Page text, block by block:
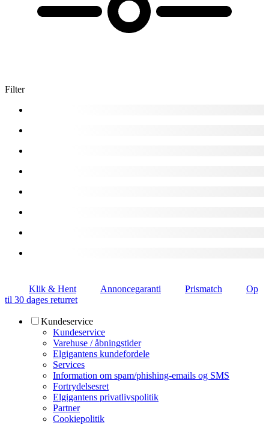
Filter
Klik & Hent Annoncegaranti Prismatch
Op
til 30 dages returret
Kundeservice
Kundeservice
Varehuse / åbningstider
Elgigantens kundefordele
Services
Information om spam/phishing-emails og SMS
Fortrydelsesret
Elgigantens privatlivspolitik
Partner
Cookiepolitik